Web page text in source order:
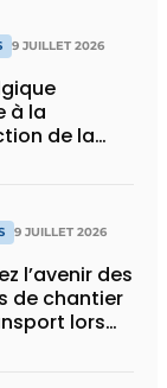
9 JUILLET 2026
à la
de la
9 JUILLET 2026
l’avenir des
de chantier
lors